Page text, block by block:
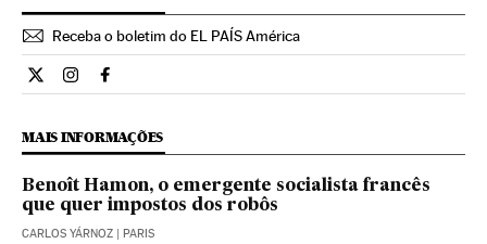
Receba o boletim do EL PAÍS América
Internacional El País Brasil en Twitter
Internacional El País Brasil en Instagram
Internacional El País Brasil en Facebook
MAIS INFORMAÇÕES
Benoît Hamon, o emergente socialista francês
que quer impostos dos robôs
CARLOS YÁRNOZ | PARIS